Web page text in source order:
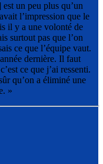
un peu plus qu’un
l’impression que le
il y a une volonté de
surtout pas que l’on
ce que l’équipe vaut.
dernière. Il faut
ce que j’ai ressenti.
qu’on a éliminé une
»